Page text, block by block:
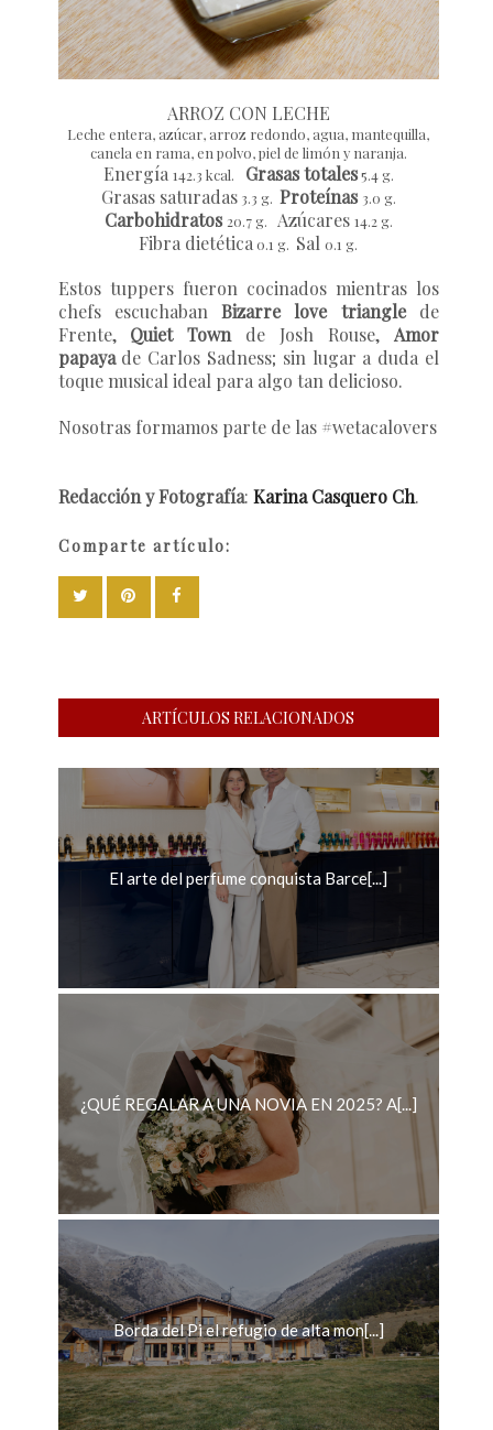
ARROZ CON LECHE
Leche entera, azúcar, arroz redondo, agua, mantequilla,
canela en rama, en polvo, piel de limón y naranja.
Energía 142.3 kcal. Grasas totales5.4 g.
Grasas saturadas3.3 g. Proteínas 3.0 g.
Carbohidratos 20.7 g. Azúcares 14.2 g.
Fibra dietética 0.1 g. Sal0.1 g.
Estos tuppers fueron cocinados mientras los
chefs escuchabanBizarre love trianglede
Frente, Quiet Town de Josh Rouse,Amor
papayade Carlos Sadness; sin lugar a duda el
toque musical ideal para algo tan delicioso.
Nosotras formamos parte de las #wetacalovers
Redacción y Fotografía:Karina Casquero Ch.
Comparte artículo:
ARTÍCULOS RELACIONADOS
El arte del perfume conquista Barce[...]
¿QUÉ REGALAR A UNA NOVIA EN 2025? A[...]
Borda del Pi el refugio de alta mon[...]